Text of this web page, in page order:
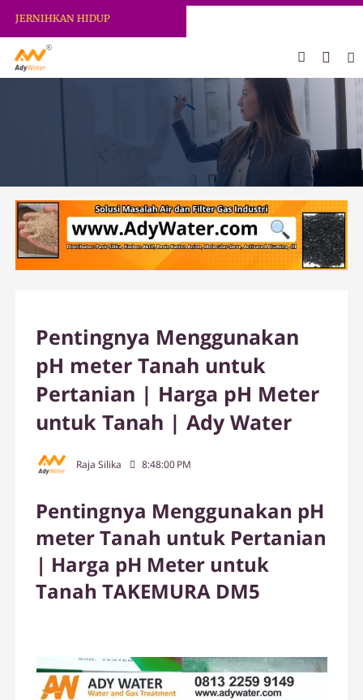
HIDUP
Pentingnya Menggunakan
pH meter Tanah untuk
Pertanian | Harga pH Meter
untuk Tanah | Ady Water
Raja Silika 8:48:00 PM
Pentingnya Menggunakan pH
meter Tanah untuk Pertanian
| Harga pH Meter untuk
Tanah TAKEMURA DM5